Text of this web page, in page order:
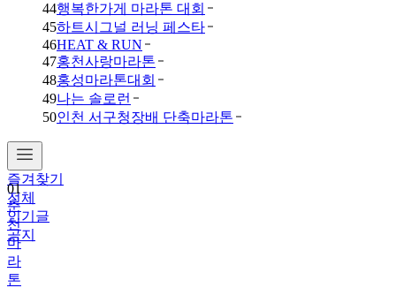
44행복한가게 마라톤 대회
45하트시그널 러닝 페스타
46HEAT & RUN
47홍천사랑마라톤
48홍성마라톤대회
49나는 솔로런
50인천 서구청장배 단축마라톤
즐겨찾기
전체
인기글
공지
01
춘
천
마
라
톤